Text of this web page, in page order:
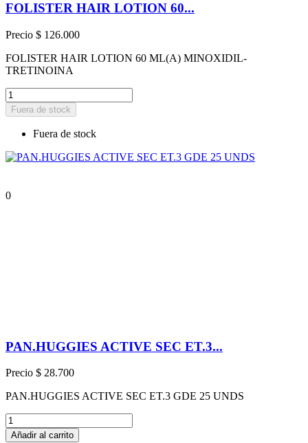
FOLISTER HAIR LOTION 60...
Precio $ 126.000
FOLISTER HAIR LOTION 60 ML(A) MINOXIDIL-
TRETINOINA
Fuera de stock
Fuera de stock
0
PAN.HUGGIES ACTIVE SEC ET.3...
Precio $ 28.700
PAN.HUGGIES ACTIVE SEC ET.3 GDE 25 UNDS
Añadir al carrito